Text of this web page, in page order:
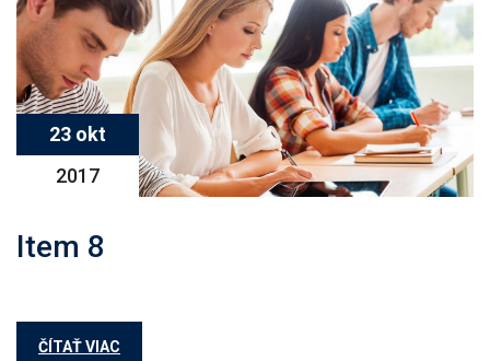
23 okt
2017
Item 8
ČÍTAŤ VIAC